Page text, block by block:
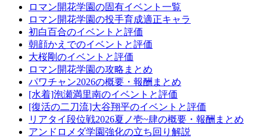
ロマン開花学園の固有イベント一覧
ロマン開花学園の投手育成適正キャラ
初白百合のイベントと評価
朝顔かえでのイベントと評価
大桜剛のイベントと評価
ロマン開花学園の攻略まとめ
パワチャン2026の概要・報酬まとめ
[水着]泡瀬満里南のイベントと評価
[復活の二刀流]大谷翔平のイベントと評価
リアタイ段位戦2026夏ノ壱~肆の概要・報酬まとめ
アンドロメダ学園強化の立ち回り解説